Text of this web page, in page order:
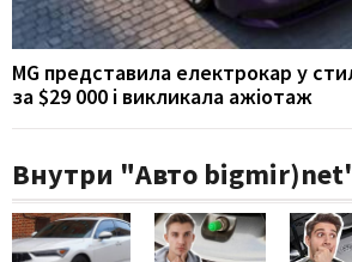
MG представила електрокар у
за $29 000 і викликала ажіотаж
Внутри "Авто